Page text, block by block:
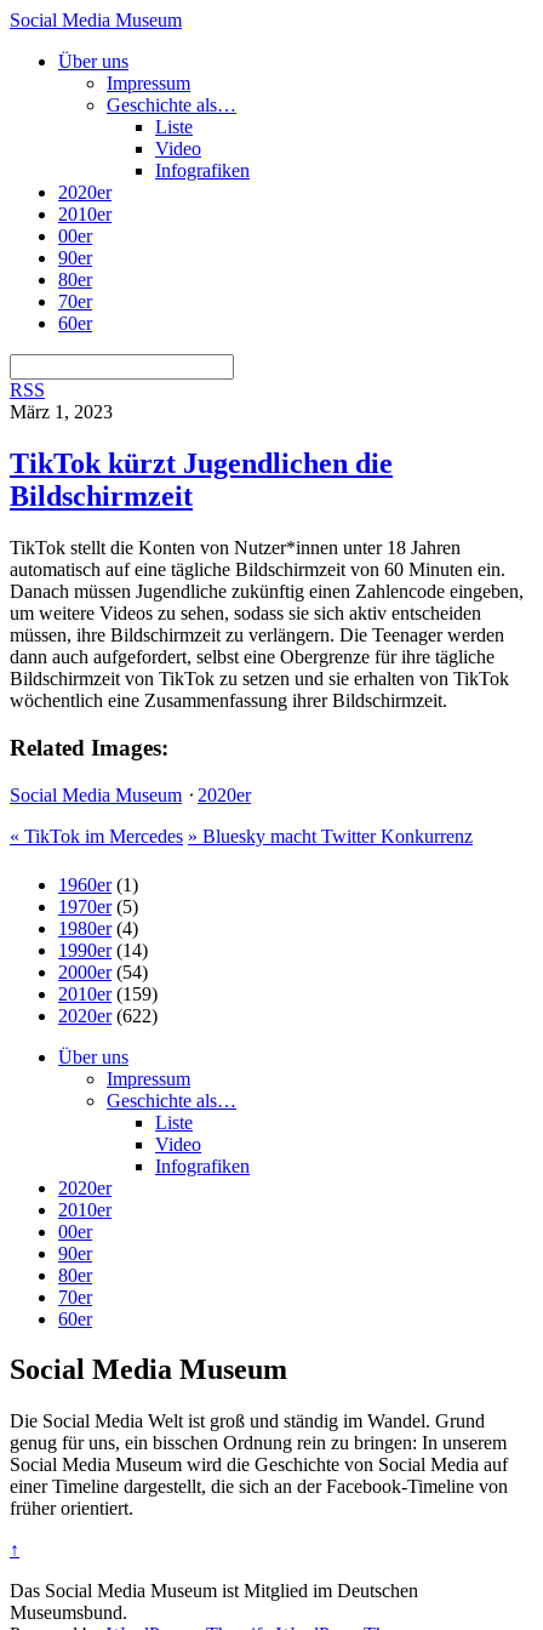
Social Media Museum
Über uns
Impressum
Geschichte als…
Liste
Video
Infografiken
2020er
2010er
00er
90er
80er
70er
60er
RSS
März 1, 2023
TikTok kürzt Jugendlichen die
Bildschirmzeit
TikTok stellt die Konten von Nutzer*innen unter 18 Jahren
automatisch auf eine tägliche Bildschirmzeit von 60 Minuten ein.
Danach müssen Jugendliche zukünftig einen Zahlencode eingeben,
um weitere Videos zu sehen, sodass sie sich aktiv entscheiden
müssen, ihre Bildschirmzeit zu verlängern. Die Teenager werden
dann auch aufgefordert, selbst eine Obergrenze für ihre tägliche
Bildschirmzeit von TikTok zu setzen und sie erhalten von TikTok
wöchentlich eine Zusammenfassung ihrer Bildschirmzeit.
Related Images:
Social Media Museum ⋅ 2020er
« TikTok im Mercedes » Bluesky macht Twitter Konkurrenz
1960er(1)
1970er(5)
1980er(4)
1990er(14)
2000er(54)
2010er(159)
2020er(622)
Über uns
Impressum
Geschichte als…
Liste
Video
Infografiken
2020er
2010er
00er
90er
80er
70er
60er
Social Media Museum
Die Social Media Welt ist groß und ständig im Wandel. Grund
genug für uns, ein bisschen Ordnung rein zu bringen: In unserem
Social Media Museum wird die Geschichte von Social Media auf
einer Timeline dargestellt, die sich an der Facebook-Timeline von
früher orientiert.
↑
Das Social Media Museum ist Mitglied im Deutschen
Museumsbund.